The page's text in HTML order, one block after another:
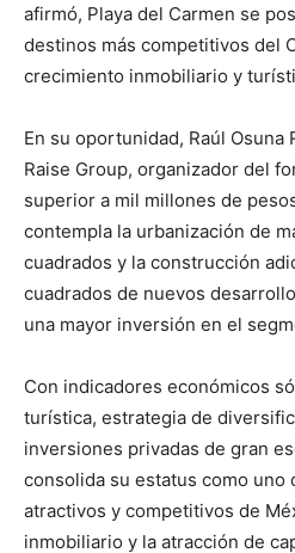
afirmó, Playa del Carmen se
destinos más competitivos del
crecimiento inmobiliario y
En su oportunidad, Raúl
Raise Group, organizador del
superior a mil millones de
contempla la urbanización de
cuadrados y la construcción
cuadrados de nuevos
una mayor inversión en el
Con indicadores económicos
turística, estrategia de
inversiones privadas de gran
consolida su estatus como uno
atractivos y competitivos de
inmobiliario y la atracción de